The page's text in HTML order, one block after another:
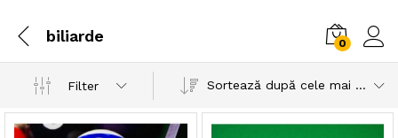
biliarde 0
Filter Sortează după cele mai recente